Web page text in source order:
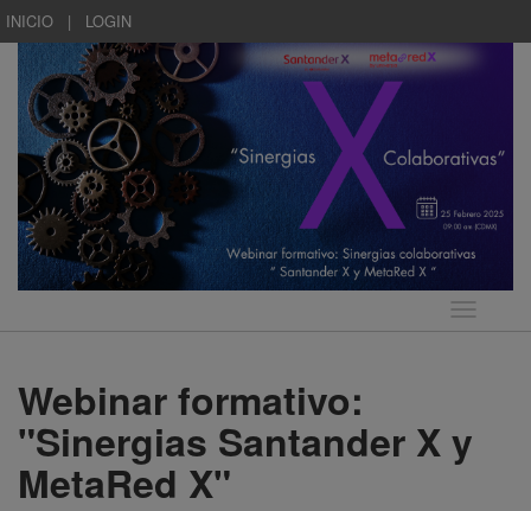
INICIO | LOGIN
Idioma
Webinar formativo:
"Sinergias Santander X y
MetaRed X"